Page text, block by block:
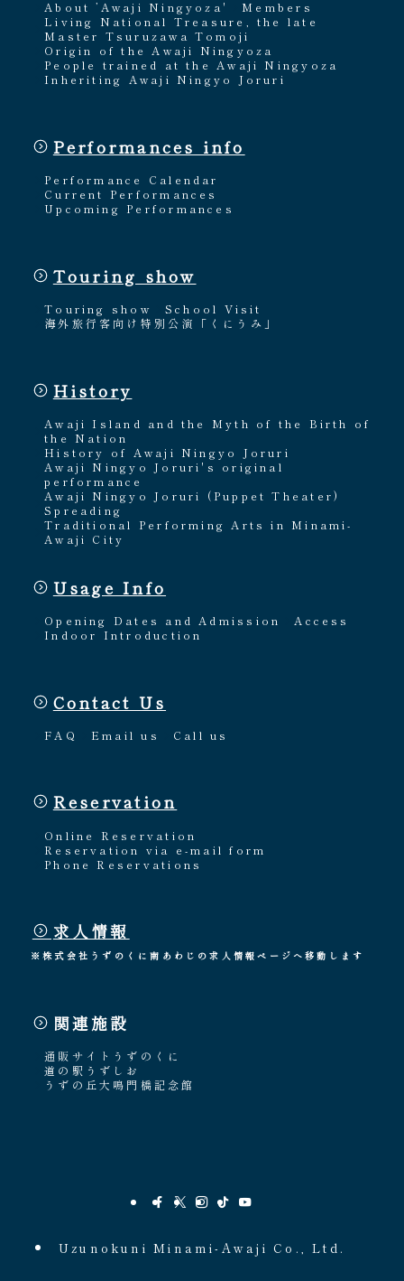
About ’Awaji Ningyoza'
Members
Living National Treasure, the late
Master Tsuruzawa Tomoji
Origin of the Awaji Ningyoza
People trained at the Awaji Ningyoza
Inheriting Awaji Ningyo Joruri
Performances info
Performance Calendar
Current Performances
Upcoming Performances
Touring show
Touring show
School Visit
海外旅行客向け特別公演「くにうみ」
History
Awaji Island and the Myth of the Birth of
the Nation
History of Awaji Ningyo Joruri
Awaji Ningyo Joruri's original
performance
Awaji Ningyo Joruri (Puppet Theater)
Spreading
Traditional Performing Arts in Minami-
Awaji City
Usage Info
Opening Dates and Admission
Access
Indoor Introduction
Contact Us
FAQ Email us Call us
Reservation
Online Reservation
Reservation via e-mail form
Phone Reservations
求人情報
※株式会社うずのくに南あわじの求人情報ページへ移動します
関連施設
通販サイトうずのくに
道の駅うずしお
うずの丘大鳴門橋記念館
Uzunokuni Minami-Awaji Co., Ltd.